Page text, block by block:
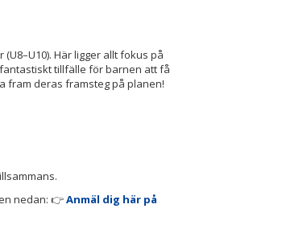
Här ligger allt fokus på
tillfälle för barnen att få
fram deras framsteg på planen!
nedan: 👉Anmäl dig här på